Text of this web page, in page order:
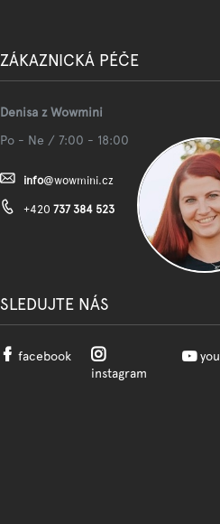
ZÁKAZNICKÁ PÉČE
Denisa z Wowmini
Po - Ne / 7:00 - 18:00
info@wowmini.cz
+420 737 384 523
SLEDUJTE NÁS
facebook
instagram